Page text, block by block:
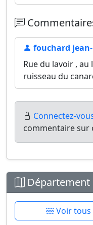
fouchard
Rue du lavoir ,
ruisseau du
Connectez-
commentaire sur
Département
Voir tous